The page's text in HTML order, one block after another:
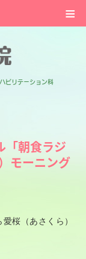
≡
ビリテーション科
「朝食ラジ
モーニング
桜（あさくら）